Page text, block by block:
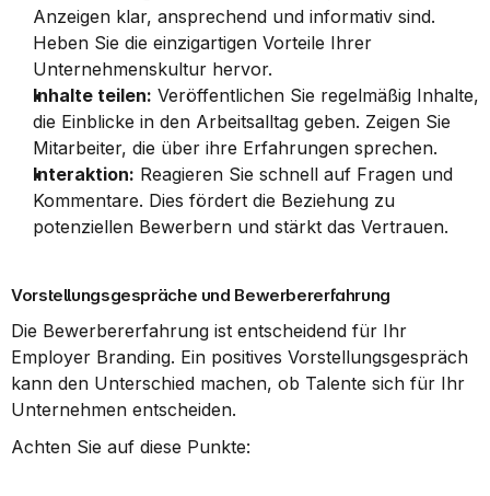
Anzeigen klar, ansprechend und informativ sind.
Heben Sie die einzigartigen Vorteile Ihrer
Unternehmenskultur hervor.
Inhalte teilen: Veröffentlichen Sie regelmäßig Inhalte,
die Einblicke in den Arbeitsalltag geben. Zeigen Sie
Mitarbeiter, die über ihre Erfahrungen sprechen.
Interaktion: Reagieren Sie schnell auf Fragen und
Kommentare. Dies fördert die Beziehung zu
potenziellen Bewerbern und stärkt das Vertrauen.
Vorstellungsgespräche und Bewerbererfahrung
Die Bewerbererfahrung ist entscheidend für Ihr
Employer Branding. Ein positives Vorstellungsgespräch
kann den Unterschied machen, ob Talente sich für Ihr
Unternehmen entscheiden.
Achten Sie auf diese Punkte: